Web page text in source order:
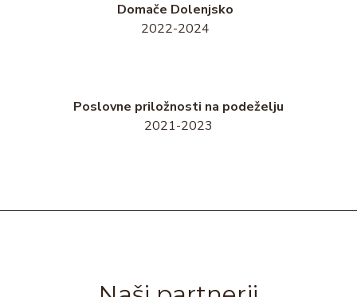
Domače Dolenjsko
2022-2024
Poslovne priložnosti na podeželju
2021-2023